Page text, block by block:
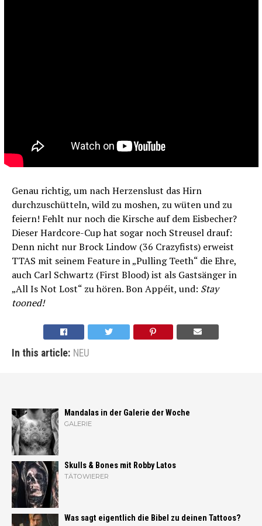
Genau richtig, um nach Herzenslust das Hirn
durchzuschütteln, wild zu moshen, zu wüten und zu
feiern! Fehlt nur noch die Kirsche auf dem Eisbecher?
Dieser Hardcore-Cup hat sogar noch Streusel drauf:
Denn nicht nur Brock Lindow (36 Crazyfists) erweist
TTAS mit seinem Feature in „Pulling Teeth“ die Ehre,
auch Carl Schwartz (First Blood) ist als Gastsänger in
„All Is Not Lost“ zu hören. Bon Appéit, und: Stay
tooned!
In this article: NEU
Mandalas in der Galerie der Woche
GALERIE
Skulls & Bones mit Robby Latos
TÄTOWIERER
Was sagt eigentlich die Bibel zu deinen Tattoos?